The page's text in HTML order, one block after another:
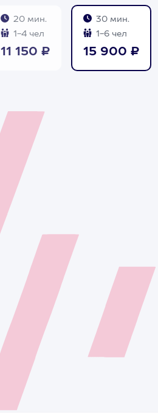
20 мин.
1-4 чел
11 150 ₽
30 мин.
1-6 чел
15 900 ₽